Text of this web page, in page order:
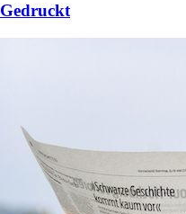
Gedruckt